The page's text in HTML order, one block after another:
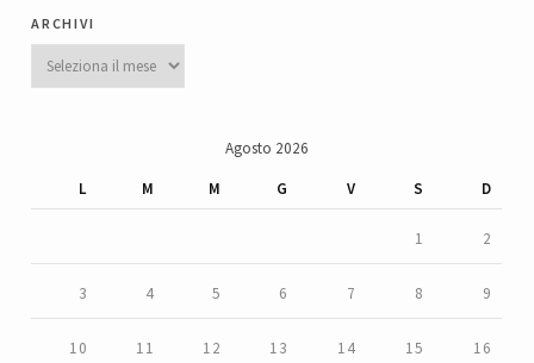
archivi
Archivi
Agosto 2026
L
M M G V S D
1 2
3 4 5 6 7 8 9
10 11 12 13 14 15 16